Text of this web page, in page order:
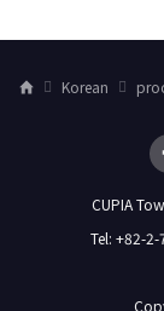
H
Korean
CUPIA
Tel: +82-